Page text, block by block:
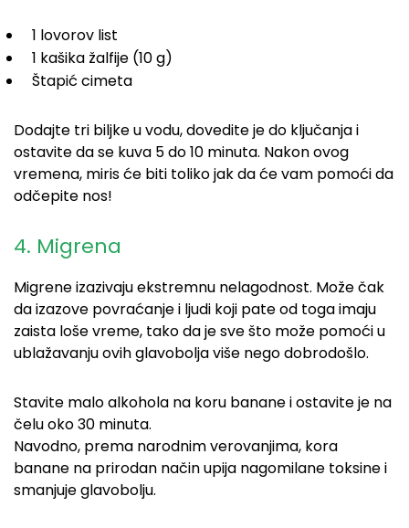
1 lovorov list
1 kašika žalfije (10 g)
Štapić cimeta
Dodajte tri biljke u vodu, dovedite je do ključanja i
ostavite da se kuva 5 do 10 minuta. Nakon ovog
vremena, miris će biti toliko jak da će vam pomoći da
odčepite nos!
4. Migrena
Migrene izazivaju ekstremnu nelagodnost. Može čak
da izazove povraćanje i ljudi koji pate od toga imaju
zaista loše vreme, tako da je sve što može pomoći u
ublažavanju ovih glavobolja više nego dobrodošlo.
Stavite malo alkohola na koru banane i ostavite je na
čelu oko 30 minuta.
Navodno, prema narodnim verovanjima, kora
banane na prirodan način upija nagomilane toksine i
smanjuje glavobolju.